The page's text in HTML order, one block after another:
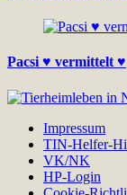
Pacsi ♥ vermittelt ♥
Impressum
TIN-Helfer-
VK/NK
HP-Login